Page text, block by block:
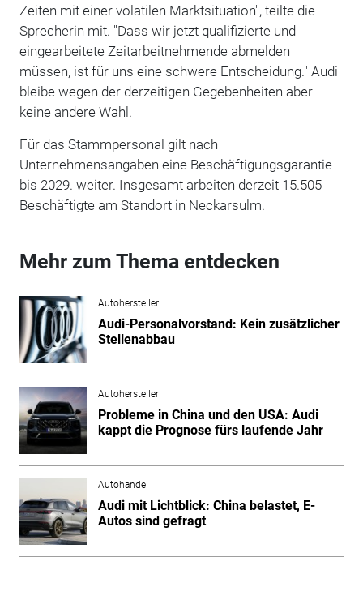
Zeiten mit einer volatilen Marktsituation", teilte die
Sprecherin mit. "Dass wir jetzt qualifizierte und
eingearbeitete Zeitarbeitnehmende abmelden
müssen, ist für uns eine schwere Entscheidung." Audi
bleibe wegen der derzeitigen Gegebenheiten aber
keine andere Wahl.
Für das Stammpersonal gilt nach
Unternehmensangaben eine Beschäftigungsgarantie
bis 2029. weiter. Insgesamt arbeiten derzeit 15.505
Beschäftigte am Standort in Neckarsulm.
Mehr zum Thema entdecken
Autohersteller
Audi-Personalvorstand: Kein zusätzlicher
Stellenabbau
Autohersteller
Probleme in China und den USA: Audi
kappt die Prognose fürs laufende Jahr
Autohandel
Audi mit Lichtblick: China belastet, E-
Autos sind gefragt